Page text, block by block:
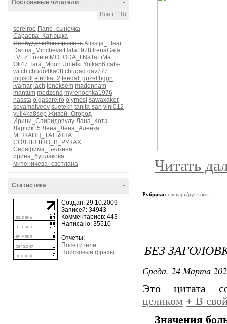
-
Постоянные читатели
Все (118)
soreiroo Папе_сыночка
Сараева_Катющка
Янебудулюбвискрывать Alissija_Flear
Darina_Mincheva Hata1978 IrenaGala
LVEZ Luzele MOLODA_I
NaTaLiMa
Oli47 Tara_Moon Umelki Yolka56 cats-
witch chudo4ka08 chugad dav777
digisoll
elenka_2 feedalt guzelfhggh
ivamar lach lenoksem madonnam
mantum modzona myrenochka1976
nassta olgasareiro olymosi sawaxaker
sevamatveev suetekh tanita-san vini012
yuli4ka8sep Живой_Огород
Ирини_Спиридопулу Лана_Котэ
Ларчик15 Лена_Лена_Аленка
МЕЖАНЦ_ТАТЬЯНА
СОЛНЫШКО_В_РУКАХ
Серафима_Белкина
ирина_бурлакова
митеничева_светлана
-
Статистика
Создан: 29.10.2009
Записей: 34943
Комментариев: 443
Написано: 35510
Отчеты:
Посетители
Поисковые фразы
Читать
Рубрики: словарь/рус.язык
БЕЗ
Среда, 24 Марта
Это цитата
целиком + В
Значения